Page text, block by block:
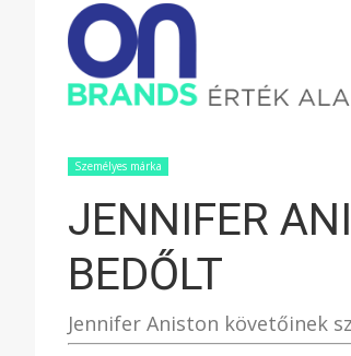
Személyes márka
JENNIFER
BEDŐLT
Jennifer Aniston követőinek